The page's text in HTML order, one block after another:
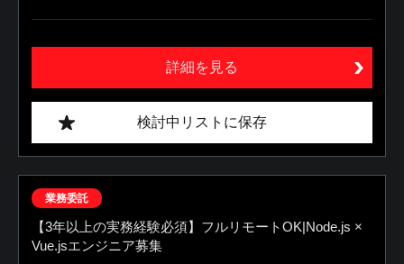
詳細を見る
検討中リストに保存
業務委託
【3年以上の実務経験必須】フルリモートOK|Node.js ×
Vue.jsエンジニア募集